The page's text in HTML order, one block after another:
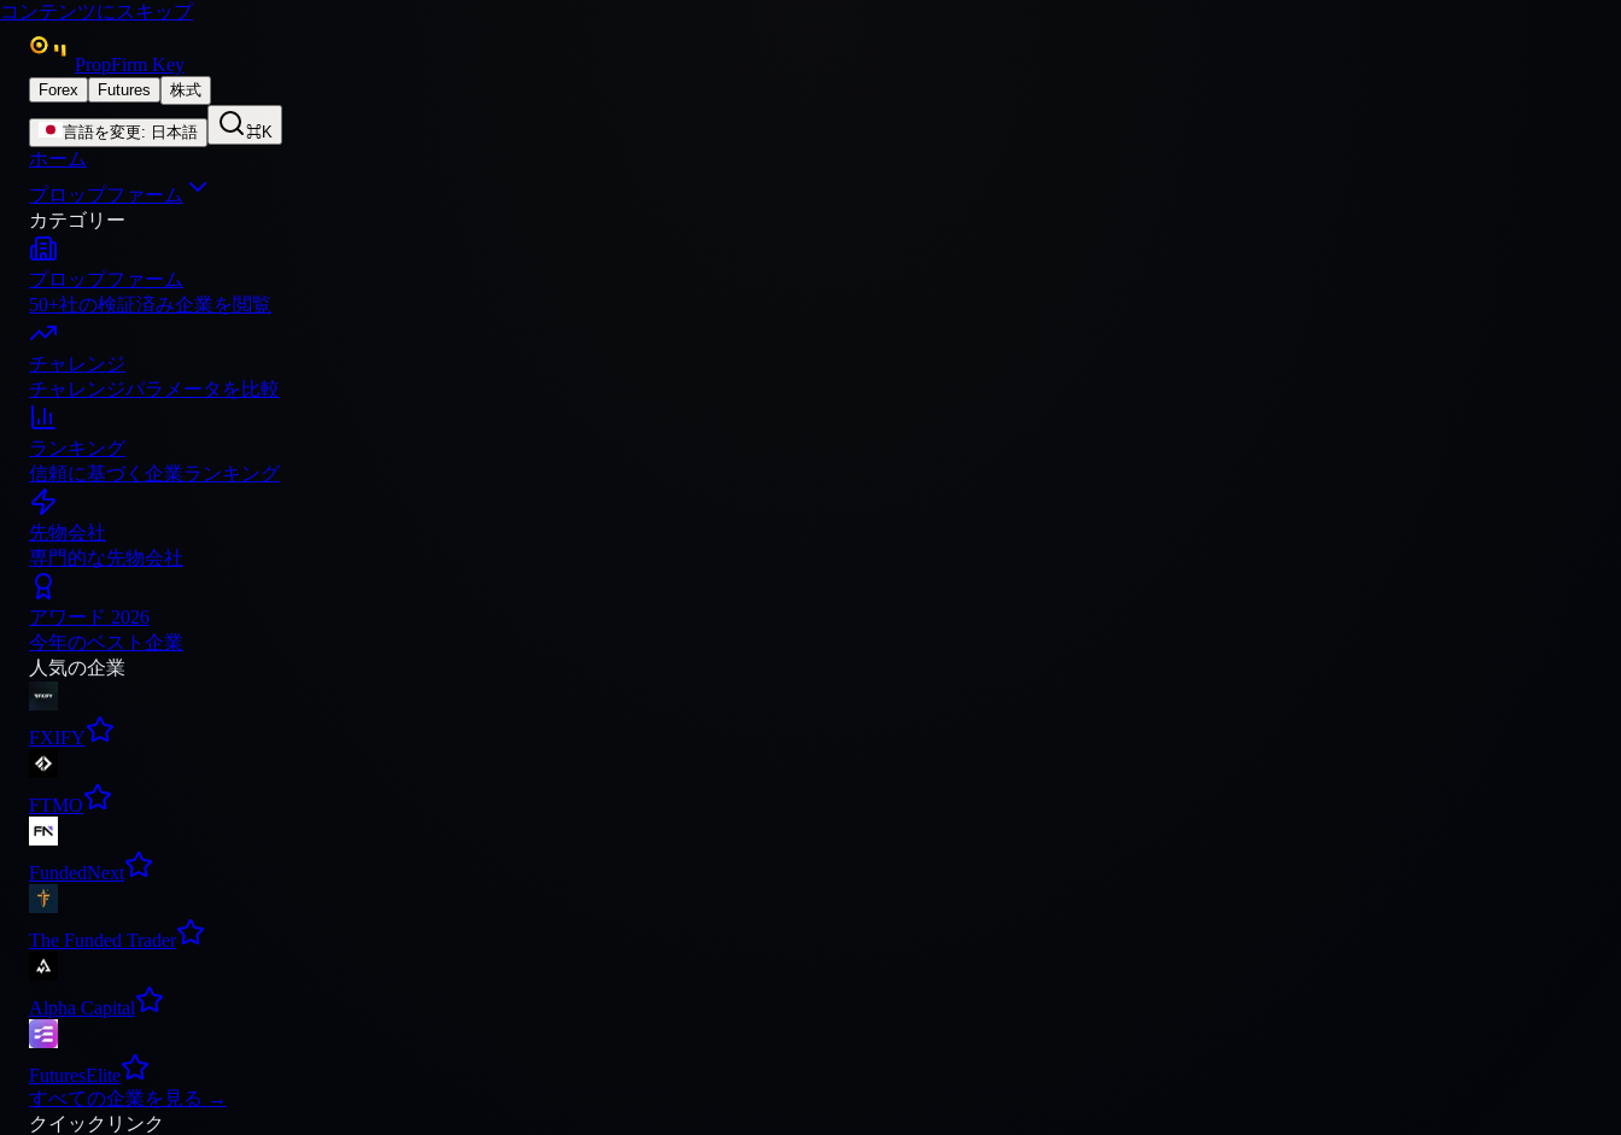
コンテンツにスキップ
PropFirm Key
Forex Futures 株式
言語を変更: 日本語 ⌘K
ホーム
プロップファーム
カテゴリー
プロップファーム
50+社の検証済み企業を閲覧
チャレンジ
チャレンジパラメータを比較
ランキング
信頼に基づく企業ランキング
先物会社
専門的な先物会社
アワード 2026
今年のベスト企業
人気の企業
FXIFY
FTMO
FundedNext
The Funded Trader
Alpha Capital
FuturesElite
すべての企業を見る →
クイックリンク